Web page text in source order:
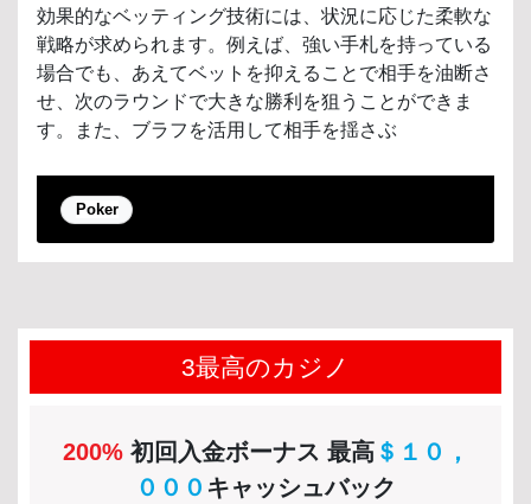
効果的なベッティング技術には、状況に応じた柔軟な
戦略が求められます。例えば、強い手札を持っている
場合でも、あえてベットを抑えることで相手を油断さ
せ、次のラウンドで大きな勝利を狙うことができま
す。また、ブラフを活用して相手を揺さぶ
Poker
3最高のカジノ
200%初回入金ボーナス 最高＄１０，
０００ キャッシュバック